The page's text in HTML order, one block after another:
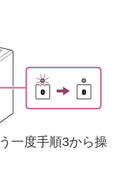
一度手順3から操